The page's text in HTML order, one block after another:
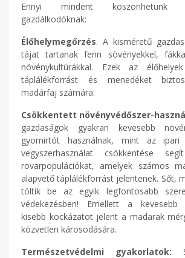
Ennyi mindent köszönhetünk
gazdálkodóknak:
Élőhelymegőrzés. A kisméretű
tájat tartanak fenn sövényekkel,
növénykultúrákkal. Ezek az
táplálékforrást és menedéket
madárfaj számára.
Csökkentett növényvédőszer-
gazdaságok gyakran kevesebb
gyomirtót használnak, mint az ipari
vegyszerhasználat csökkentése
rovarpopulációkat, amelyek számos
alapvető táplálékforrást jelentenek. Sőt,
töltik be az egyik legfontosabb
védekezésben! Emellett a kevesebb
kisebb kockázatot jelent a madarak
közvetlen károsodására.
Természetvédelmi gyakorlatok: